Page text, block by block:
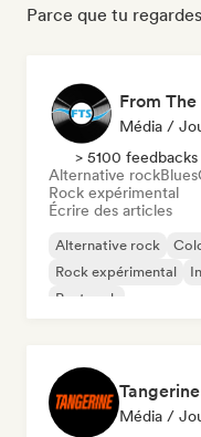
Parce que tu
From
Média /
> 5100 feedbacks
Alternative rockBlues
Rock expérimental
Écrire des articles
Alternative rock
Rock expérimental
Post rock
Tangerine
Média /